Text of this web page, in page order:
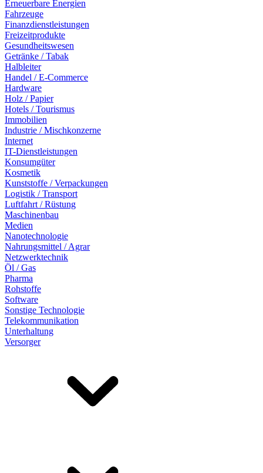
Erneuerbare Energien
Fahrzeuge
Finanzdienstleistungen
Freizeitprodukte
Gesundheitswesen
Getränke / Tabak
Halbleiter
Handel / E-Commerce
Hardware
Holz / Papier
Hotels / Tourismus
Immobilien
Industrie / Mischkonzerne
Internet
IT-Dienstleistungen
Konsumgüter
Kosmetik
Kunststoffe / Verpackungen
Logistik / Transport
Luftfahrt / Rüstung
Maschinenbau
Medien
Nanotechnologie
Nahrungsmittel / Agrar
Netzwerktechnik
Öl / Gas
Pharma
Rohstoffe
Software
Sonstige Technologie
Telekommunikation
Unterhaltung
Versorger